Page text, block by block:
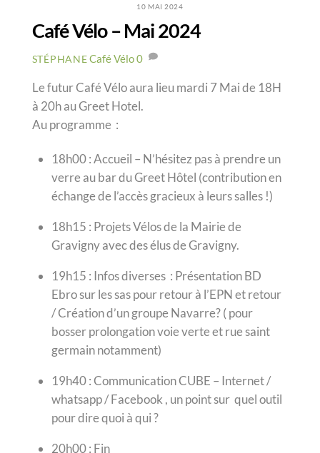
10 MAI 2024
Café Vélo – Mai 2024
STÉPHANECafé Vélo0
Le futur Café Vélo aura lieu mardi 7 Mai de 18H
à 20h au Greet Hotel.
Au programme :
18h00 : Accueil – N’hésitez pas à prendre un
verre au bar du Greet Hôtel (contribution en
échange de l’accès gracieux à leurs salles !)
18h15 : Projets Vélos de la Mairie de
Gravigny avec des élus de Gravigny.
19h15 : Infos diverses : Présentation BD
Ebro sur les sas pour retour à l’EPN et retour
/ Création d’un groupe Navarre? ( pour
bosser prolongation voie verte et rue saint
germain notamment)
19h40 : Communication CUBE – Internet /
whatsapp / Facebook , un point sur quel outil
pour dire quoi à qui ?
20h00 : Fin